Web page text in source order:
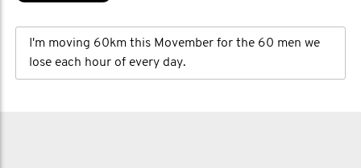
I'm moving 60km this Movember for the 60 men we
lose each hour of every day.